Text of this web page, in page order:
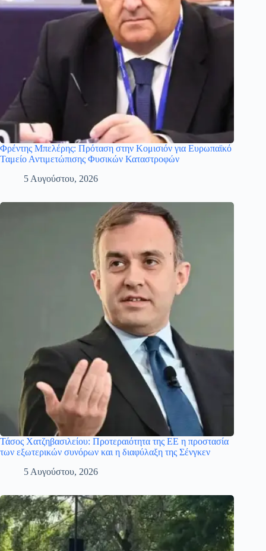
Φρέντης Μπελέρης: Πρόταση στην Κομισιόν για Ευρωπαϊκό
Ταμείο Αντιμετώπισης Φυσικών Καταστροφών
5 Αυγούστου, 2026
Τάσος Χατζηβασιλείου: Προτεραιότητα της ΕΕ η προστασία
των εξωτερικών συνόρων και η διαφύλαξη της Σένγκεν
5 Αυγούστου, 2026